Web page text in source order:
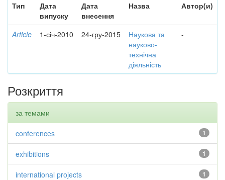
Тип
Дата
випуску
Дата
внесення
Назва Автор(и)
Article 1-січ-2010 24-гру-2015
Наукова та
науково-
технічна
діяльність
-
Розкриття
за темами
1
conferences
1
exhibitions
1
international projects